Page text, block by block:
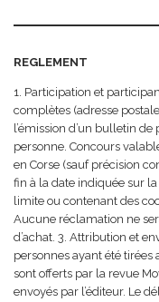
REGLEMENT
1. Participation et
complètes (adresse
l’émission d’un bulletin
personne. Concours
en Corse (sauf précision
fin à la date indiquée sur
limite ou contenant des
Aucune réclamation ne
d’achat. 3. Attribution et
personnes ayant été tirées
sont offerts par la revue
envoyés par l’éditeur. Le